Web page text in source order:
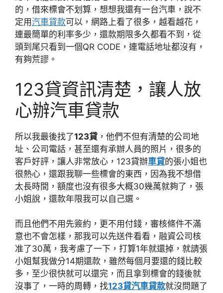
的，借來標會不划算，想想我還有一台汽車，說不
定用汽車貸款可以，網路上看了很多，越看越花，
連最簡單的利率多少，還款期限多久都看不到，從
頭到尾只看到一個QR CODE，連電話地址都沒有，
有夠荒謬。
123貸資訊清楚，讓人放
心辦汽車貸款
所以我最後找了123貸 ，他們不但有清楚的公司地
址、公司電話，甚至還有承辦人員的照片，很多的
客戶好評，讓人非常放心，123貸辦車貸的張小姐也
很熱心，還跟我聊一些標會的東西，因為我不想借
太長時間，額度也沒有很多大概30幾萬就夠了，張
小姐說，還款年限我可以自己選。
而且他們不用先簽約，更不用付錢，審核條件不滿
意也不會怎樣，那我可以先送件看看，融資公司核
准了30萬，我考慮了一下，打算1年就還掉，就請張
小姐幫我做分14期還款，雖然每個月要還的錢比較
多，至少很快就可以還完，而且拿到標會的錢後就
沒事了，一時的周轉，找123貸汽車貸款就沒問題了